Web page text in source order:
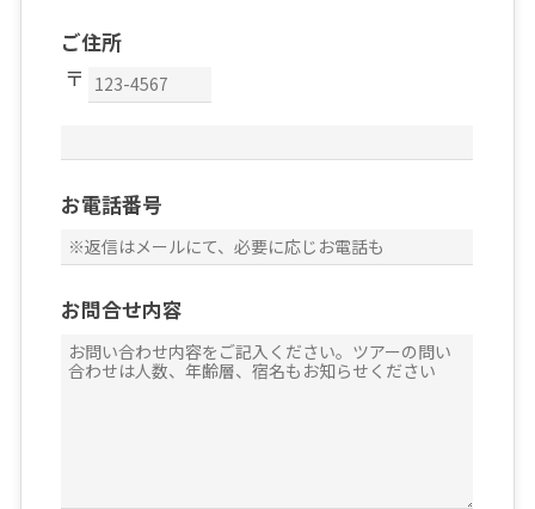
ご住所
お電話番号
お問合せ内容